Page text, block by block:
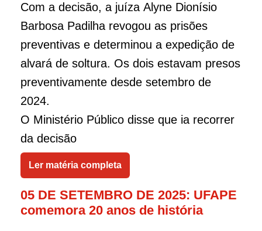
Com a decisão, a juíza Alyne Dionísio
Barbosa Padilha revogou as prisões
preventivas e determinou a expedição de
alvará de soltura. Os dois estavam presos
preventivamente desde setembro de
2024.
O Ministério Público disse que ia recorrer
da decisão
Ler matéria completa
05 DE SETEMBRO DE 2025: UFAPE
comemora 20 anos de história